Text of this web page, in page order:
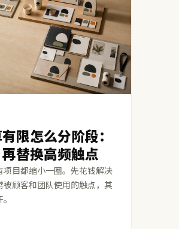
限怎么分阶段：
替换高频触点
目都缩小一圈。先花钱解决
被顾客和团队使用的触点，其